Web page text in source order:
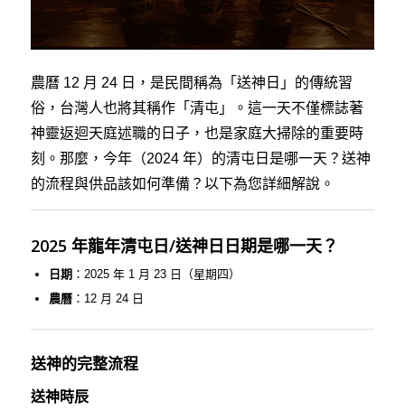
農曆 12 月 24 日，是民間稱為「送神日」的傳統習
俗，台灣人也將其稱作「清屯」。這一天不僅標誌著
神靈返迴天庭述職的日子，也是家庭大掃除的重要時
刻。那麼，今年（2024 年）的清屯日是哪一天？送神
的流程與供品該如何準備？以下為您詳細解說。
2025 年龍年清屯日/送神日日期是哪一天？
日期：2025 年 1 月 23 日（星期四）
農曆：12 月 24 日
送神的完整流程
送神時辰